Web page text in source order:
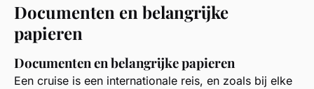
Documenten en belangrijke
papieren
Documenten en belangrijke papieren
Een cruise is een internationale reis, en zoals bij elke